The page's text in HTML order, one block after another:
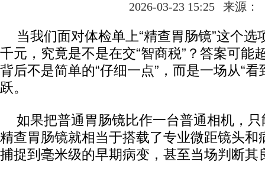
2026-03-23 15:25 来源：
当我们面对体检单上“精查胃肠镜”这个
千元，究竟是不是在交“智商税”？答案可
背后不是简单的“仔细一点”，而是一场从“看
跃。
如果把普通胃肠镜比作一台普通相机，
精查胃肠镜就相当于搭载了专业微距镜头和
捕捉到毫米级的早期病变，甚至当场判断其